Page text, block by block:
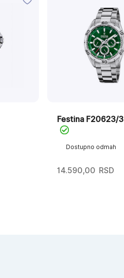
Dostupno odmah
Festina F20623/3
14.590,00 RSD